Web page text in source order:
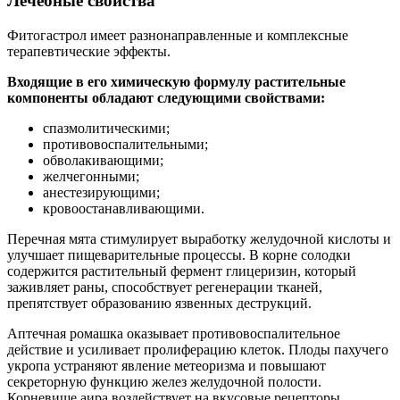
Фитогастрол имеет разнонаправленные и комплексные
терапевтические эффекты.
Входящие в его химическую формулу растительные
компоненты обладают следующими свойствами:
спазмолитическими;
противовоспалительными;
обволакивающими;
желчегонными;
анестезирующими;
кровоостанавливающими.
Перечная мята стимулирует выработку желудочной кислоты и
улучшает пищеварительные процессы. В корне солодки
содержится растительный фермент глицеризин, который
заживляет раны, способствует регенерации тканей,
препятствует образованию язвенных деструкций.
Аптечная ромашка оказывает противовоспалительное
действие и усиливает пролиферацию клеток. Плоды пахучего
укропа устраняют явление метеоризма и повышают
секреторную функцию желез желудочной полости.